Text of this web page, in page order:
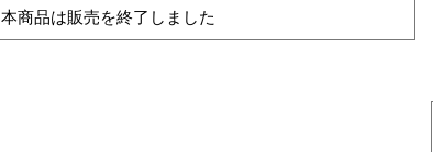
本商品は販売を終了しました